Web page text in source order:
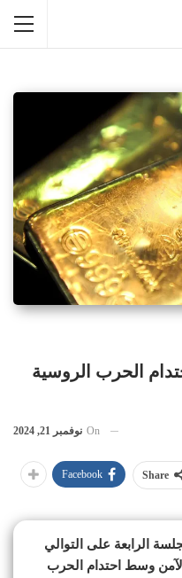
الحرب الروسية
On نوفمبر 21, 2024
Share
Facebook
الرابعة على التوالي
وسط احتدام الحرب